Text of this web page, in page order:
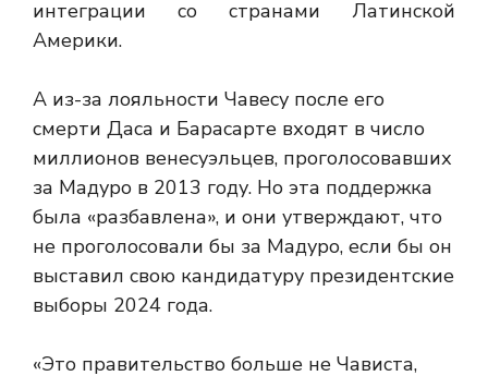
интеграции со странами Латинской
Америки.
А из-за лояльности Чавесу после его
смерти Даса и Барасарте входят в число
миллионов венесуэльцев, проголосовавших
за Мадуро в 2013 году. Но эта поддержка
была «разбавлена», и они утверждают, что
не проголосовали бы за Мадуро, если бы он
выставил свою кандидатуру президентские
выборы 2024 года.
«Это правительство больше не Чависта,